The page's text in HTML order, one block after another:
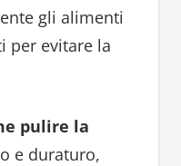
gli alimenti
per evitare la
pulire la
e duraturo,